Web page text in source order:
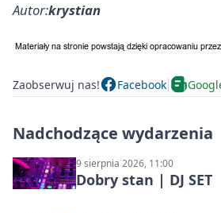
Autor:krystian
Zaobserwuj nas! Facebook
Nadchodzące wydarzenia
9 sierpnia 2026, 11:00
Dobry stan | DJ SET